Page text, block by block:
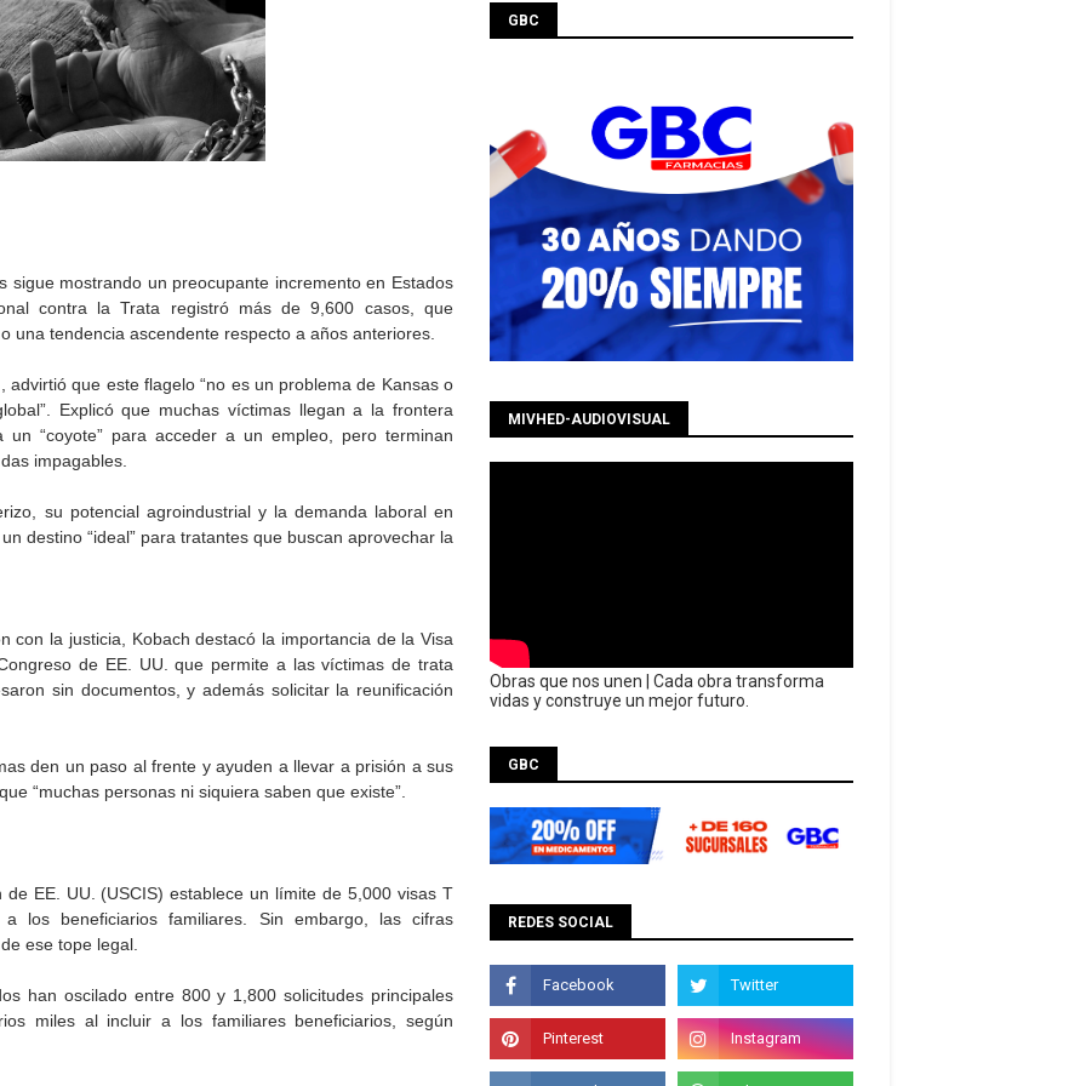
sigue mostrando un preocupante incremento en Estados
contra la Trata registró más de 9,600 casos, que
una tendencia ascendente respecto a años anteriores.
advirtió que este flagelo “no es un problema de Kansas o
Explicó que muchas víctimas llegan a la frontera
“coyote” para acceder a un empleo, pero terminan
impagables.
su potencial agroindustrial y la demanda laboral en
destino “ideal” para tratantes que buscan aprovechar la
con la justicia, Kobach destacó la importancia de la Visa
de EE. UU. que permite a las víctimas de trata
sin documentos, y además solicitar la reunificación
den un paso al frente y ayuden a llevar a prisión a sus
“muchas personas ni siquiera saben que existe”.
EE. UU. (USCIS) establece un límite de 5,000 visas T
los beneficiarios familiares. Sin embargo, las cifras
ese tope legal.
han oscilado entre 800 y 1,800 solicitudes principales
miles al incluir a los familiares beneficiarios, según
GBC
MIVHED-AUDIOVISUAL
Obras que nos unen | Cada obra transforma
vidas y construye un mejor futuro.
GBC
REDES SOCIAL